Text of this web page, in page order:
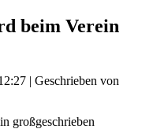
beim Verein
| Geschrieben von
großgeschrieben